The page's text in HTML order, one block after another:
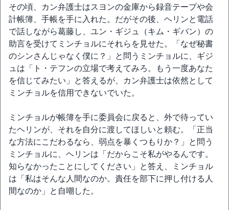
その頃、カン弁護士はスヨンの金庫から録音テープや会
計帳簿、手帳を手に入れた。だがその後、ヘリンと電話
で話しながら葛藤し、ユン・ギジュ（キム・ギバン）の
助言を受けてミンチョルにそれらを見せた。「なぜ秘書
のシンさんじゃなく僕に？」と問うミンチョルに、ギジ
ュは「ト・テフンの立場で考えてみろ。もう一度あなた
を信じてみたい」と答えるが、カン弁護士は依然として
ミンチョルを信用できないでいた。
ミンチョルが帳簿を手に委員会に戻ると、外で待ってい
たヘリンが、それを自分に渡してほしいと頼む。「正当
な方法にこだわるなら、弱点を暴くつもりか？」と問う
ミンチョルに、ヘリンは「だからこそ私がやるんです。
知らなかったことにしてください」と答え、ミンチョル
は「私はそんな人間なのか。責任を部下に押し付ける人
間なのか」と自嘲した。